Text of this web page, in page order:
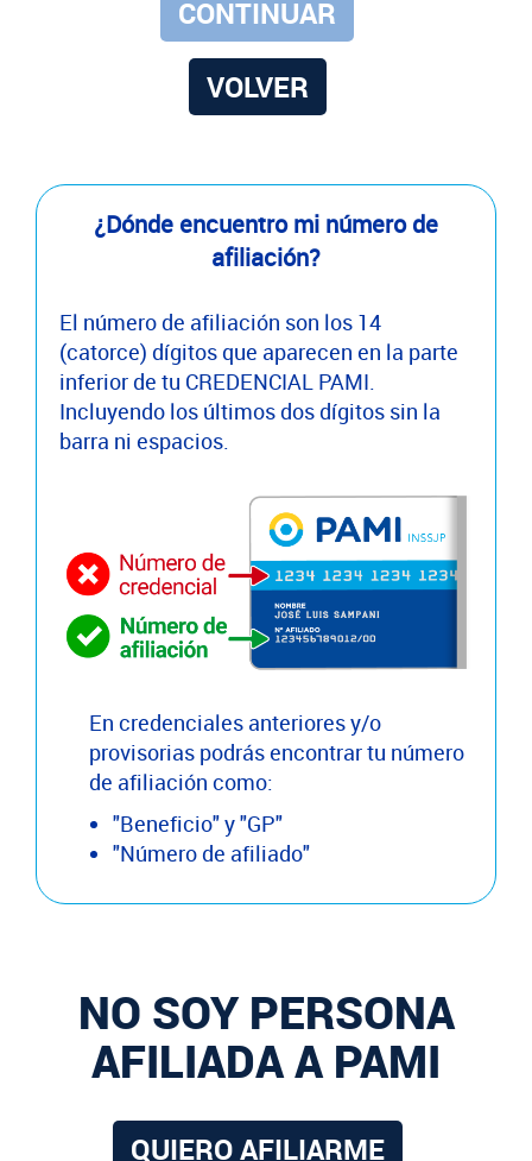
VOLVER
¿Dónde encuentro mi número de
afiliación?
El número de afiliación son los 14
(catorce) dígitos que aparecen en la parte
inferior de tu CREDENCIAL PAMI.
Incluyendo los últimos dos dígitos sin la
barra ni espacios.
En credenciales anteriores y/o
provisorias podrás encontrar tu número
de afiliación como:
"Beneficio" y "GP"
"Número de afiliado"
NO SOY PERSONA
AFILIADA A PAMI
QUIERO AFILIARME